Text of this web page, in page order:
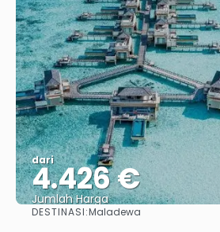
dari
4.426 €
Jumlah Harga
DESTINASI:Maladewa